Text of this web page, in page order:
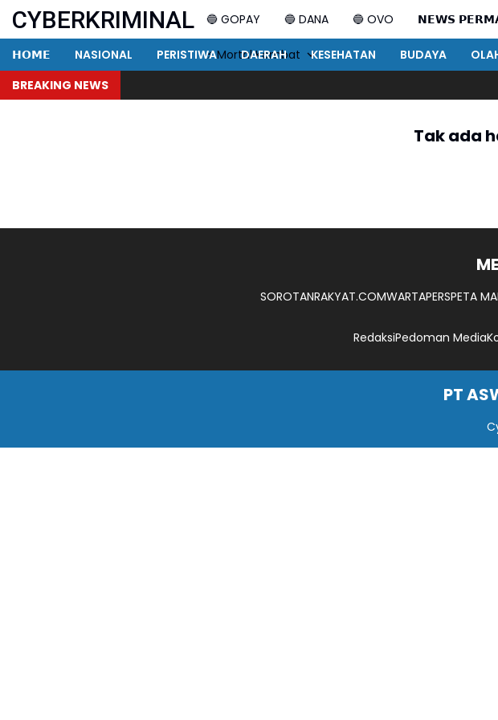
CYBERKRIMINAL 🔵 GOPAY 🔵 DANA 🔵 OVO 𝗡𝗘𝗪𝗦
⚡ Mortal Kombat
𝗛𝗢𝗠𝗘 NASIONAL PERISTIWA DAERAH KESEHATAN BUDAYA
BREAKING NEWS
Tak ada
SOROTANRAKYAT.COMWARTAPERSPETA
RedaksiPedoman Media
PT